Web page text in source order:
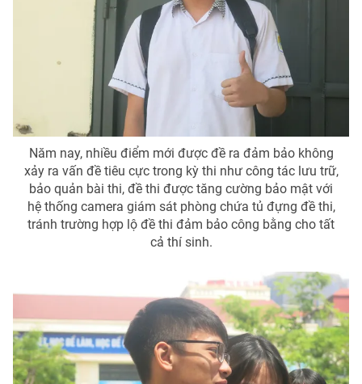
Theo dõi báo trên
Cơ quan chủ quản:
Đài Truyền hình Việt Nam
Cơ quan báo chí:Thời báo VTV
Giấy phép hoạt động báo in và báo điện tử số 483/GP-BTTTT
cấp ngày 29/12/2023
Tổng Biên tập:Vũ Thanh Thủy
Phó Tổng Biên tập:Nguyễn Thị Mỹ Hạnh, Phạm Quốc Thắng,
024.66 897 897
Liên hệ quảng cáo:024-7300.7108
Năm nay, nhiều điểm mới được đề ra đảm bảo không
xảy ra vấn đề tiêu cực trong kỳ thi như công tác lưu trữ,
bảo quản bài thi, đề thi được tăng cường bảo mật với
hệ thống camera giám sát phòng chứa tủ đựng đề thi,
tránh trường hợp lộ đề thi đảm bảo công bằng cho tất
cả thí sinh.